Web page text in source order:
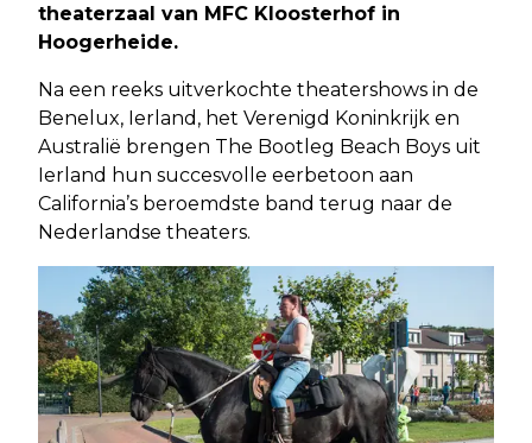
theaterzaal van MFC Kloosterhof in
Hoogerheide.
Na een reeks uitverkochte theatershows in de
Benelux, Ierland, het Verenigd Koninkrijk en
Australië brengen The Bootleg Beach Boys uit
Ierland hun succesvolle eerbetoon aan
California’s beroemdste band terug naar de
Nederlandse theaters.